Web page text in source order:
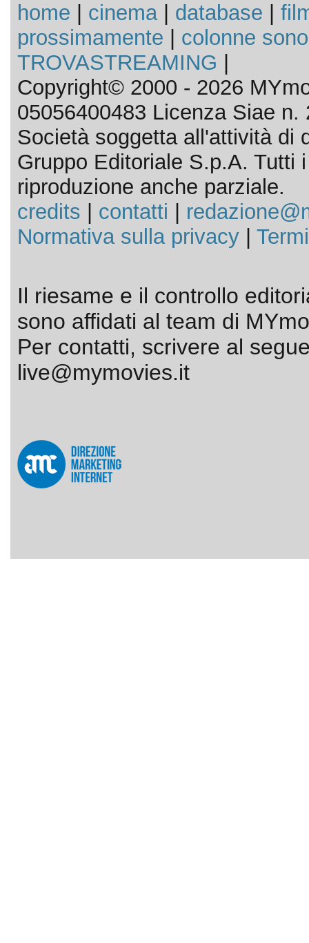
home cinema| database
prossimamente
colonne
TROVASTREAMING
Copyright© 2000 - 2026
05056400483 Licenza Siae n.
Società soggetta all'attività di
Gruppo Editoriale S.p.A. Tutti
riproduzione anche parziale.
credits
contatti
Normativa sulla privacy|
Il riesame e il controllo
sono affidati al team di
Per contatti, scrivere al
live@mymovies.it